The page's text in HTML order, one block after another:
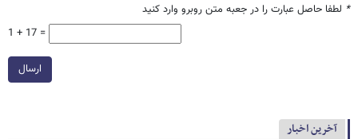
* لطفا حاصل عبارت را در جعبه متن روبرو وارد کنید
1 + 17 =
ارسال
آخرین اخبار